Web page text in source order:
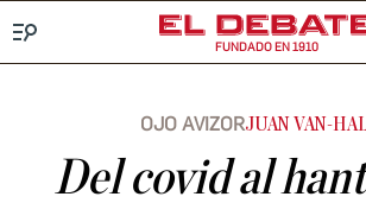
FUNDADO EN 1910
OJO AVIZORJUAN VAN-
Del covid al